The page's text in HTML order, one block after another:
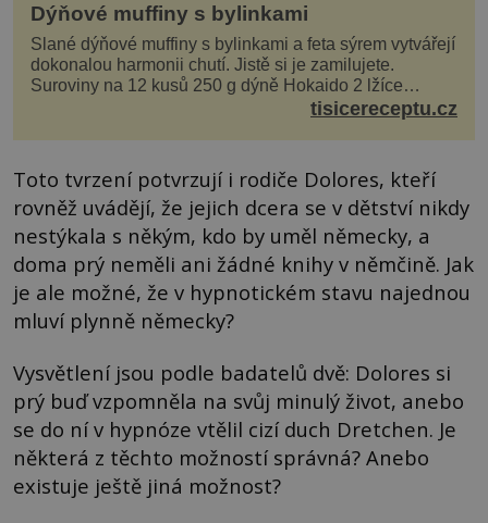
Dýňové muffiny s bylinkami
Slané dýňové muffiny s bylinkami a feta sýrem vytvářejí
dokonalou harmonii chutí. Jistě si je zamilujete.
Suroviny na 12 kusů 250 g dýně Hokaido 2 lžíce
olivového oleje sůl, pepř hrst nasekaných špen...
tisicereceptu.cz
Toto tvrzení potvrzují i rodiče Dolores, kteří
rovněž uvádějí, že jejich dcera se v dětství nikdy
nestýkala s někým, kdo by uměl německy, a
doma prý neměli ani žádné knihy v němčině. Jak
je ale možné, že v hypnotickém stavu najednou
mluví plynně německy?
Vysvětlení jsou podle badatelů dvě: Dolores si
prý buď vzpomněla na svůj minulý život, anebo
se do ní v hypnóze vtělil cizí duch Dretchen. Je
některá z těchto možností správná? Anebo
existuje ještě jiná možnost?